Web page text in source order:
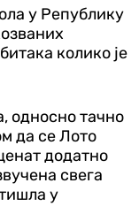
у Републику
колико је
односно тачно
да се Лото
додатно
свега
у